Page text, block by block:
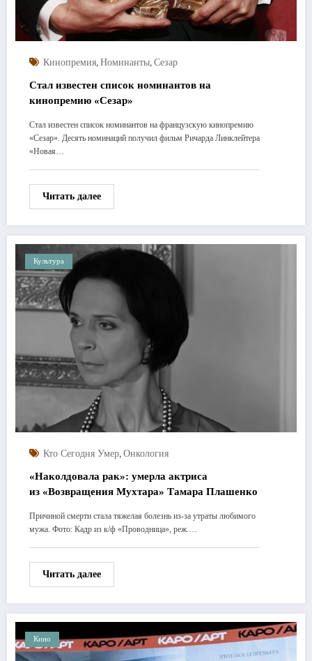
Кинопремия, Номинанты, Сезар
Стал известен список номинантов на
кинопремию «Сезар»
Стал известен список номинантов на французскую кинопремию
«Сезар». Десять номинаций получил фильм Ричарда Линклейтера
«Новая…
Читать далее
Культура
Кто Сегодня Умер, Онкология
«Наколдовала рак»: умерла актриса
из «Возвращения Мухтара» Тамара Плашенко
Причиной смерти стала тяжелая болезнь из-за утраты любимого
мужа. Фото: Кадр из к/ф «Проводница», реж.…
Читать далее
Кино